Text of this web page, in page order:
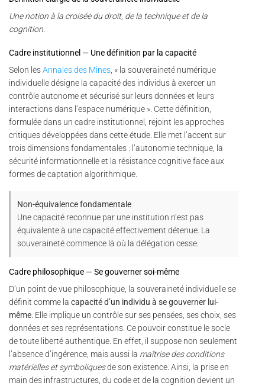
Une notion à la croisée du droit, de la technique et de la
cognition.
Cadre institutionnel — Une définition par la capacité
Selon lesAnnales des Mines , « la souveraineté numérique
individuelle désigne la capacité des individus à exercer un
contrôle autonome et sécurisé sur leurs données et leurs
interactions dans l’espace numérique ». Cette définition,
formulée dans un cadre institutionnel, rejoint les approches
critiques développées dans cette étude. Elle met l’accent sur
trois dimensions fondamentales : l’autonomie technique, la
sécurité informationnelle et la résistance cognitive face aux
formes de captation algorithmique.
Non-équivalence fondamentale
Une capacité reconnue par une institution n’est pas
équivalente à une capacité effectivement détenue. La
souveraineté commence là où la délégation cesse.
Cadre philosophique — Se gouverner soi-même
D’un point de vue philosophique, la souveraineté individuelle se
définit comme la capacité d’un individu à se gouverner lui-
même . Elle implique un contrôle sur ses pensées, ses choix, ses
données et ses représentations. Ce pouvoir constitue le socle
de toute liberté authentique. En effet, il suppose non seulement
l’absence d’ingérence, mais aussi la maîtrise des conditions
matérielles et symboliquesde son existence. Ainsi, la prise en
main des infrastructures, du code et de la cognition devient un